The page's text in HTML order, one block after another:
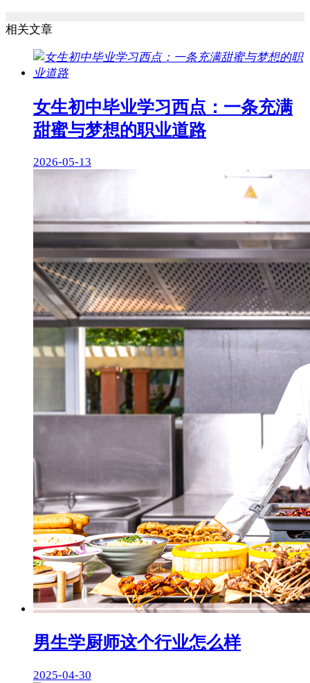
相关文章
女生初中毕业学习西点：一条充满
甜蜜与梦想的职业道路
2026-05-13
男生学厨师这个行业怎么样
2025-04-30